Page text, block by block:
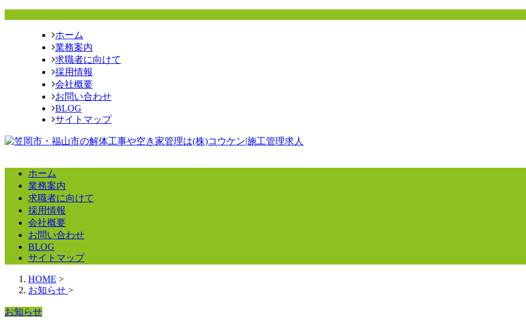
ホーム
業務案内
求職者に向けて
採用情報
会社概要
お問い合わせ
BLOG
サイトマップ
ホーム
業務案内
求職者に向けて
採用情報
会社概要
お問い合わせ
BLOG
サイトマップ
HOME >
お知らせ >
お知らせ